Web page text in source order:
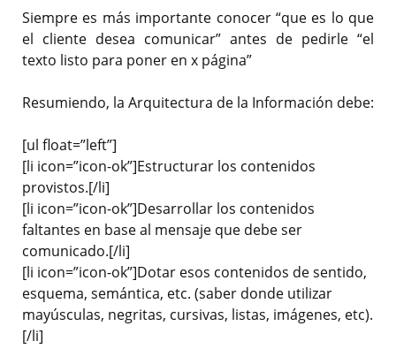
Siempre es más importante conocer “que es lo que
el cliente desea comunicar” antes de pedirle “el
texto listo para poner en x página”
Resumiendo, la Arquitectura de la Información debe:
[ul float=”left”]
[li icon=”icon-ok”]Estructurar los contenidos
provistos.[/li]
[li icon=”icon-ok”]Desarrollar los contenidos
faltantes en base al mensaje que debe ser
comunicado.[/li]
[li icon=”icon-ok”]Dotar esos contenidos de sentido,
esquema, semántica, etc. (saber donde utilizar
mayúsculas, negritas, cursivas, listas, imágenes, etc).
[/li]